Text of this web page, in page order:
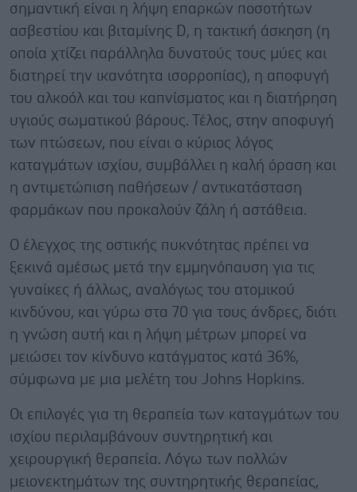
σημαντική είναι η λήψη επαρκών ποσοτήτων
ασβεστίου και βιταμίνης D, η τακτική άσκηση (η
οποία χτίζει παράλληλα δυνατούς τους μύες και
διατηρεί την ικανότητα ισορροπίας), η αποφυγή
του αλκοόλ και του καπνίσματος και η διατήρηση
υγιούς σωματικού βάρους. Τέλος, στην αποφυγή
των πτώσεων, που είναι ο κύριος λόγος
καταγμάτων ισχίου, συμβάλλει η καλή όραση και
η αντιμετώπιση παθήσεων / αντικατάσταση
φαρμάκων που προκαλούν ζάλη ή αστάθεια.
Ο έλεγχος της οστικής πυκνότητας πρέπει να
ξεκινά αμέσως μετά την εμμηνόπαυση για τις
γυναίκες ή άλλως, αναλόγως του ατομικού
κινδύνου, και γύρω στα 70 για τους άνδρες, διότι
η γνώση αυτή και η λήψη μέτρων μπορεί να
μειώσει τον κίνδυνο κατάγματος κατά 36%,
σύμφωνα με μια μελέτη του Johns Hopkins.
Οι επιλογές για τη θεραπεία των καταγμάτων του
ισχίου περιλαμβάνουν συντηρητική και
χειρουργική θεραπεία. Λόγω των πολλών
μειονεκτημάτων της συντηρητικής θεραπείας,